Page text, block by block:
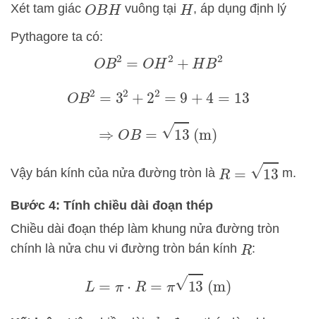
Xét tam giác OBHvuông tại H, áp dụng định lý
Pythagore ta có:
OB 2= OH2 +HB2
O B2=32+2 2= 9+4 = 13
⇒OB= 13(m)
Vậy bán kính của nửa đường tròn là R =13 m.
Bước 4: Tính chiều dài đoạn thép
Chiều dài đoạn thép làm khung nửa đường tròn
chính là nửa chu vi đường tròn bán kính R:
L =π ⋅R =π13(m)